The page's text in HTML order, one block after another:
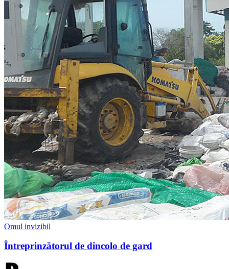
Omul invizibil
Întreprinzătorul de dincolo de gard